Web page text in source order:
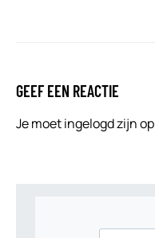
GEEF EEN REACTIE
Je moetingelogd zijn op